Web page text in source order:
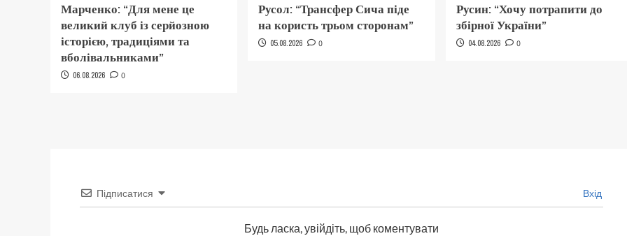
Марченко: “Для мене це
великий клуб із серйозною
історією, традиціями та
вболівальниками”
06.08.2026 0
Русол: “Трансфер Сича піде
на користь трьом сторонам”
05.08.2026 0
Русин: “Хочу потрапити до
збірної України”
04.08.2026 0
Підписатися Вхід
Будь ласка, увійдіть, щоб коментувати